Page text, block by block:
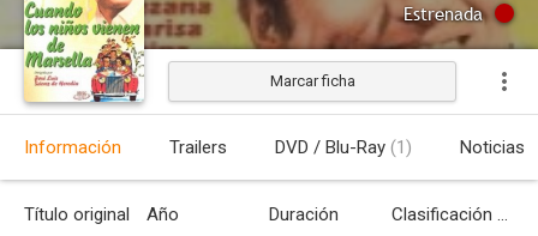
Estrenada
Marcar ficha
Información Trailers DVD / Blu-Ray (1) Noticias
Título original Año Duración Clasificación por edades